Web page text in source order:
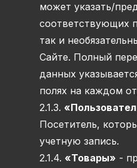
может указать/
соответствующих
так и
Сайте. Полный
данных
полях на каждом
2.1.3.
Посетитель,
учетную запись.
2.1.4. «Товары» -